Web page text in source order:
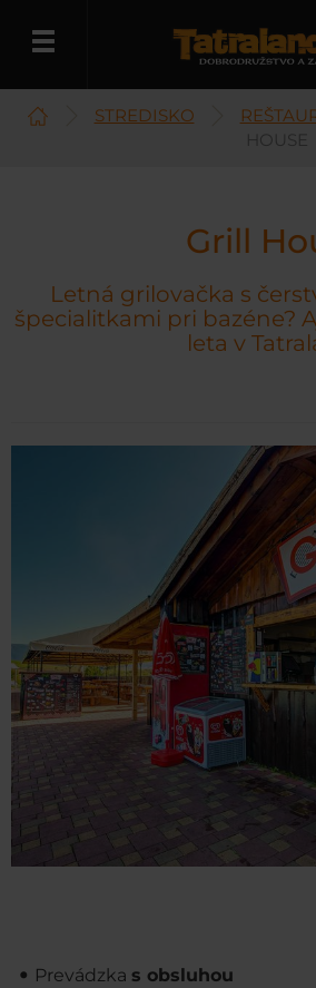
STREDISKO
HOUSE
Grill
Letná grilovačka s
špecialitkami pri bazéne?
leta v
Prevádzka s obsluhou